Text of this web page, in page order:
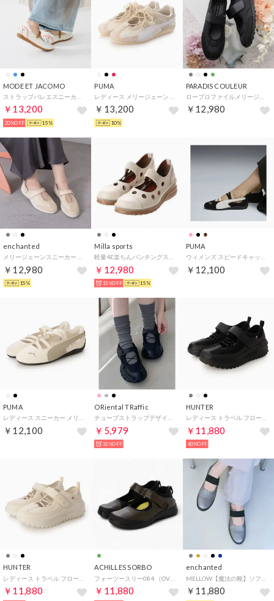
MODE ET JACOMO
￥13,200
20%OFF 15%
PUMA
￥13,200
10%
PARADIS COULEUR
￥12,980
enchanted
メリージェーンスニーカー （アイボリー）
￥12,980
15%
Milla sports
軽量4E楽ちんパンチングストラップシューズ （アイボリー）
￥12,980
15%OFF 15%
PUMA
ウィメンズ スピードキャット バレエ SD スニーカー （Black-White-Warm White）
￥12,100
PUMA
￥12,100
ORiental TRaffic
￥5,979
32%OFF
HUNTER
￥11,880
40%OFF
HUNTER
￥11,880
ACHILLES SORBO
￥11,880
enchanted
￥11,880